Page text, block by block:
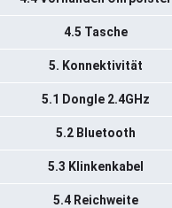
4.5 Tasche
5. Konnektivität
5.1 Dongle 2.4GHz
5.2 Bluetooth
5.3 Klinkenkabel
5.4 Reichweite